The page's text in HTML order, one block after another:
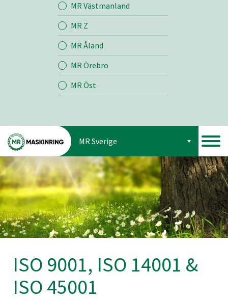
MR Västmanland
MR Z
MR Åland
MR Örebro
MR Öst
MR Sverige
ISO 9001, ISO 14001 &
ISO 45001